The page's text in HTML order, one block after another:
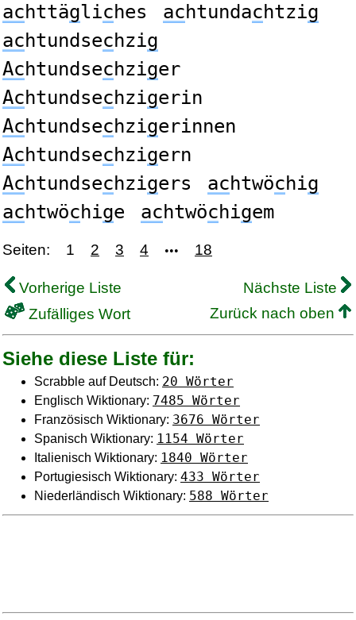
achttägliches achtundachtzig
achtundsechzig
Achtundsechziger
Achtundsechzigerin
Achtundsechzigerinnen
Achtundsechzigern
Achtundsechzigers achtwöchig
achtwöchige achtwöchigem
Seiten: 1 2 3 4 ••• 18
Vorherige Liste
Nächste Liste
Zufälliges Wort
Zurück nach oben
Siehe diese Liste für:
Scrabble auf Deutsch: 20 Wörter
Englisch Wiktionary: 7485 Wörter
Französisch Wiktionary: 3676 Wörter
Spanisch Wiktionary: 1154 Wörter
Italienisch Wiktionary: 1840 Wörter
Portugiesisch Wiktionary: 433 Wörter
Niederländisch Wiktionary: 588 Wörter